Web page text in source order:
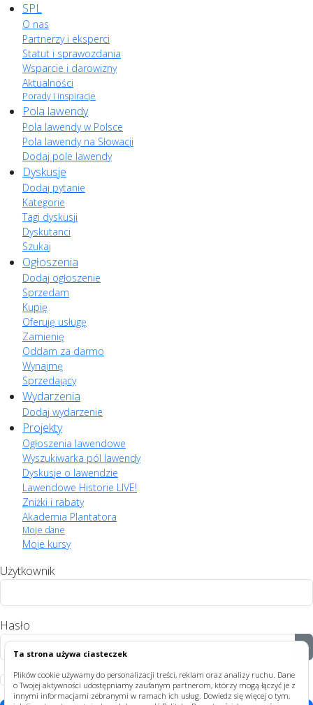
Ta strona używa ciasteczek
Plików cookie używamy do personalizacji treści, reklam oraz analizy ruchu. Dane
o Twojej aktywności udostępniamy zaufanym partnerom, którzy mogą łączyć je z
innymi informacjami zebranymi w ramach ich usług. Dowiedz się więcej o tym,
SPL
O nas
Partnerzy i eksperci
Statut i sprawozdania
Wsparcie i darowizny
Aktualności
Porady i inspiracje
Pola lawendy
Pola lawendy w Polsce
Pola lawendy na Słowacji
Dodaj pole lawendy
Dyskusje
Dodaj pytanie
Kategorie
Tagi dyskusji
Dyskutanci
Szukaj
Ogłoszenia
Dodaj ogłoszenie
Sprzedam
Kupię
Oferuję usługę
Zamienię
Oddam za darmo
Wynajmę
Sprzedający
Wydarzenia
Dodaj wydarzenie
Projekty
Ogłoszenia lawendowe
Wyszukiwarka pól lawendy
Dyskusje o lawendzie
Lawendowe Historie LIVE!
Zniżki i rabaty
Akademia Plantatora
Moje dane
Moje kursy
Użytkownik
Hasło
Zapamiętaj